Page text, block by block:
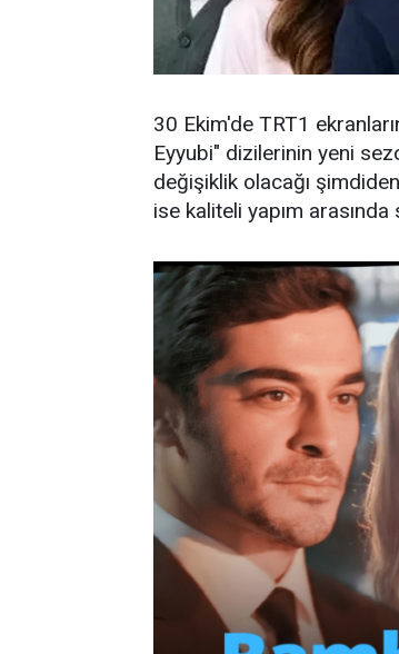
30 Ekim'de TRT1
Eyyubi" dizilerinin yeni
değişiklik olacağı
ise kaliteli yapım